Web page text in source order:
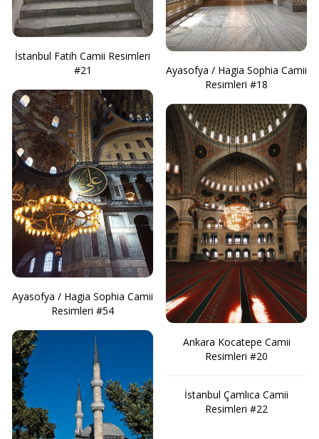
İstanbul Fatih Camii Resimleri
#21
Ayasofya / Hagia Sophia Camii
Resimleri #54
Ayasofya / Hagia Sophia Camii
Resimleri #18
Ankara Kocatepe Camii
Resimleri #20
İstanbul Çamlıca Camii
Resimleri #22